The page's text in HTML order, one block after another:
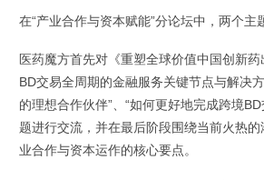
在“产业合作与资本赋能”分论坛中，两个主
医药魔方首先对《重塑全球价值中国创新
BD交易全周期的金融服务关键节点与解决
的理想合作伙伴”、“如何更好地完成跨境
题进行交流，并在最后阶段围绕当前火热
业合作与资本运作的核心要点。